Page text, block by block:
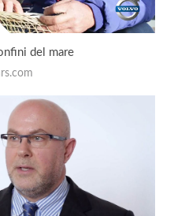
del mare